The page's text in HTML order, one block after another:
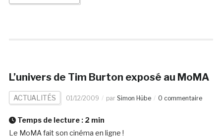
L’univers de Tim Burton exposé au MoMA
ACTUALITÉS 01/12/2009 par Simon Hübe 0 commentaire
Temps de lecture : 2 min
Le MoMA fait son cinéma en ligne !